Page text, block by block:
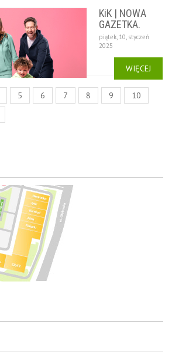
KiK | NOWA
GAZETKA.
piątek, 10, styczeń
2025
WIĘCEJ
5 6 7 8 9
10